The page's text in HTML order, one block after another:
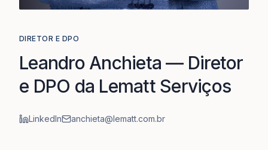
DIRETOR E DPO
Leandro Anchieta — Diretor
e DPO da Lematt Serviços
LinkedIn anchieta@lematt.com.br